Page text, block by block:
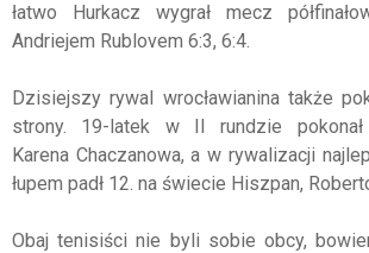
łatwo Hurkacz wygrał mecz
Andriejem Rublovem 6:3, 6:4.
Dzisiejszy rywal wrocławianina także
strony. 19-latek w II rundzie pokonał
Karena Chaczanowa, a w rywalizacji
łupem padł 12. na świecie Hiszpan,
Obaj tenisiści nie byli sobie obcy,